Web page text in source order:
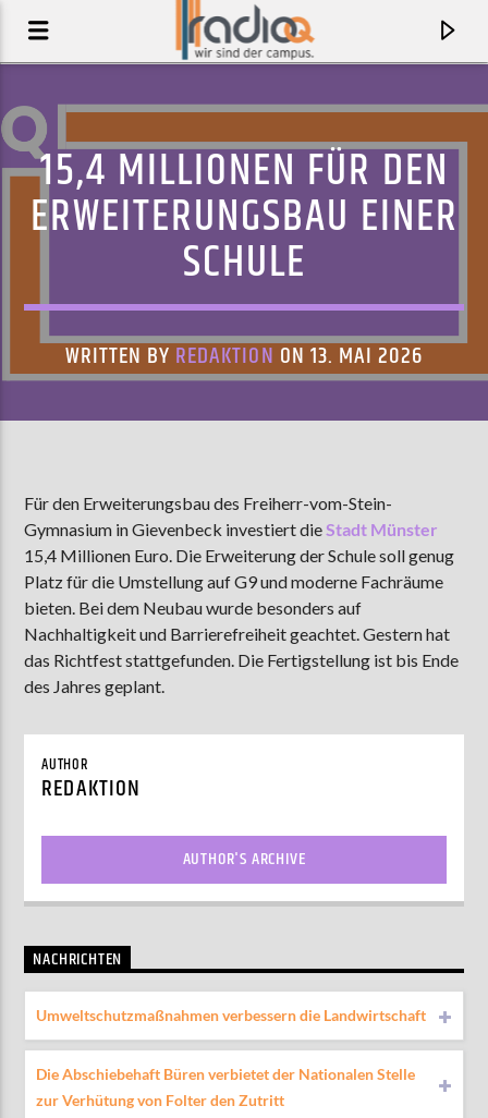
AKTUELLE SENDUNG
MOEBIUS
00:00 09:00
15,4 MILLIONEN FÜR DEN
ERWEITERUNGSBAU EINER
SCHULE
WRITTEN BY REDAKTION ON 13. MAI 2026
Für den Erweiterungsbau des Freiherr-vom-Stein-
Gymnasium in Gievenbeck investiert dieStadt Münster
15,4 Millionen Euro. Die Erweiterung der Schule soll genug
Platz für die Umstellung auf G9 und moderne Fachräume
bieten. Bei dem Neubau wurde besonders auf
Nachhaltigkeit und Barrierefreiheit geachtet. Gestern hat
das Richtfest stattgefunden. Die Fertigstellung ist bis Ende
des Jahres geplant.
AUTHOR
REDAKTION
AUTHOR'S ARCHIVE
NACHRICHTEN
Umweltschutzmaßnahmen verbessern die Landwirtschaft
Die Abschiebehaft Büren verbietet der Nationalen Stelle
zur Verhütung von Folter den Zutritt